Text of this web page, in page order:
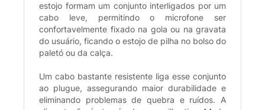
estojo formam um conjunto interligados por um
cabo leve, permitindo o microfone ser
confortavelmente fixado na gola ou na gravata
do usuário, ficando o estojo de pilha no bolso do
paletó ou da calça.
Um cabo bastante resistente liga esse conjunto
ao plugue, assegurando maior durabilidade e
eliminando problemas de quebra e ruídos. A